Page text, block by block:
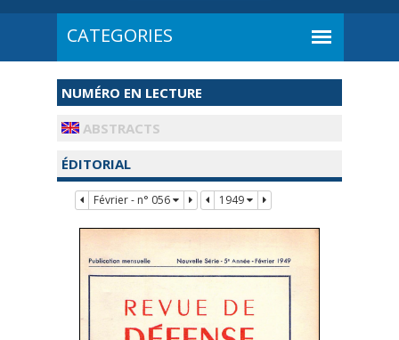
NUMÉRO EN LECTURE
ABSTRACTS
ÉDITORIAL
Février - n° 056 1949